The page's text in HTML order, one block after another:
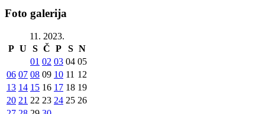
Foto galerija
11. 2023.
P U S Č P S N
01 02 03 04 05
06 07 08 09 10 11 12
13 14 15 16 17 18 19
20 21 22 23 24 25 26